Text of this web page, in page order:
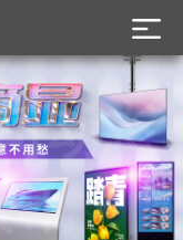
动态
讯